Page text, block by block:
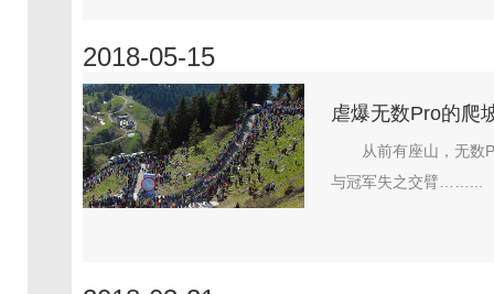
2018-05-15
虐爆无数Pro的爬
从前有座山，无数
与冠军失之交臂……...